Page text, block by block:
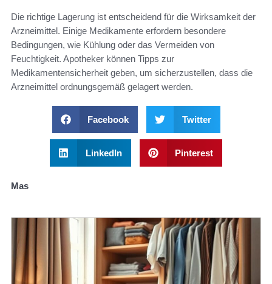
Die richtige Lagerung ist entscheidend für die Wirksamkeit der
Arzneimittel. Einige Medikamente erfordern besondere
Bedingungen, wie Kühlung oder das Vermeiden von
Feuchtigkeit. Apotheker können Tipps zur
Medikamentensicherheit geben, um sicherzustellen, dass die
Arzneimittel ordnungsgemäß gelagert werden.
Facebook Twitter
LinkedIn Pinterest
Mas